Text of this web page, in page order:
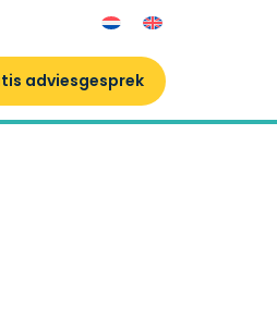
adviesgesprek